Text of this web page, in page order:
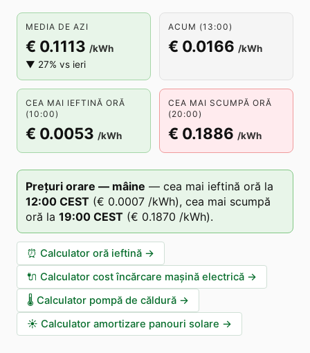
MEDIA DE AZI
€ 0.1113 /kWh
▼ 27% vs ieri
ACUM (13:00)
€ 0.0166 /kWh
CEA MAI IEFTINĂ ORĂ
(10:00)
€ 0.0053 /kWh
CEA MAI SCUMPĂ ORĂ
(20:00)
€ 0.1886 /kWh
Prețuri orare — mâine — cea mai ieftină oră la
12:00 CEST (€ 0.0007 /kWh), cea mai scumpă
oră la 19:00 CEST (€ 0.1870 /kWh).
⏰ Calculator oră ieftină →
🔌 Calculator cost încărcare mașină electrică →
🌡️ Calculator pompă de căldură →
☀️ Calculator amortizare panouri solare →